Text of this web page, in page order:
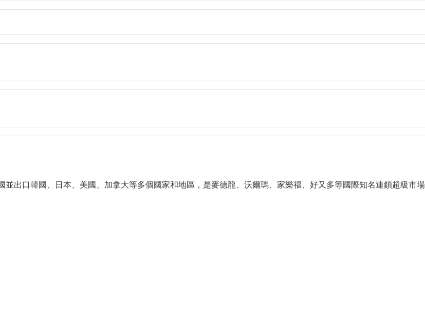
韓國、日本、美國、加拿大等多個國家和地區，是麥德龍、沃爾瑪、家樂福、好又多等國際知名連鎖超級市場